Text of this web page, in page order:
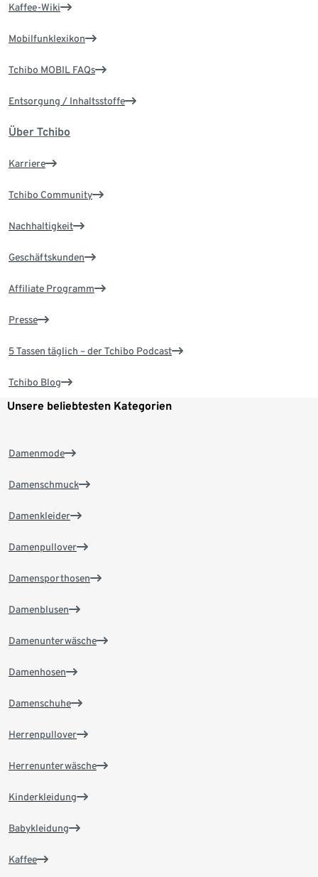
Kaffee-Wiki
Mobilfunklexikon
Tchibo MOBIL FAQs
Entsorgung / Inhaltsstoffe
Über Tchibo
Karriere
Tchibo Community
Nachhaltigkeit
Geschäftskunden
Affiliate Programm
Presse
5 Tassen täglich – der Tchibo Podcast
Tchibo Blog
Unsere beliebtesten Kategorien
Damenmode
Damenschmuck
Damenkleider
Damenpullover
Damensporthosen
Damenblusen
Damenunterwäsche
Damenhosen
Damenschuhe
Herrenpullover
Herrenunterwäsche
Kinderkleidung
Babykleidung
Kaffee